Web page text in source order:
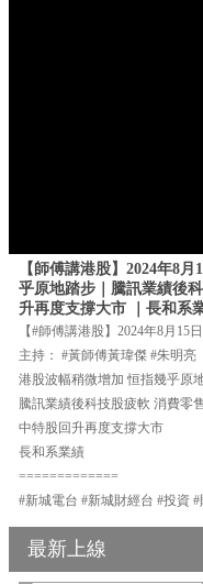
【師傅講港股】2024年8
乎原地踏步｜騰訊業績後
升再度支撐大市 ｜長和系
【#師傅講港股】2024年8月15
主持： #黃師傅黃瑋傑 #朱明亮
港股波幅稍微增加 恒指幾乎原
騰訊業績後科技股疲軟 消費零
中特股回升再度支撐大市
長和系業績
=============
#新城電台 #新城財經台 #投資
最新上線